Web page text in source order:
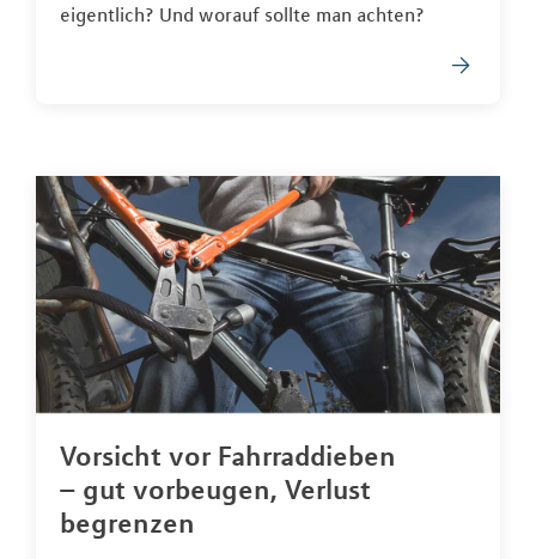
eigentlich? Und worauf sollte man achten?
Vorsicht vor Fahrraddieben
– gut vorbeugen, Verlust
begrenzen